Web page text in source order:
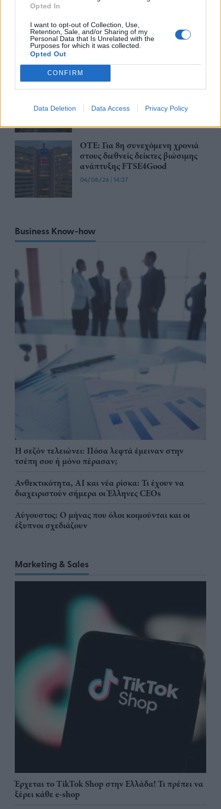
Opted In
I want to opt-out of Collection, Use,
Retention, Sale, and/or Sharing of my
Personal Data that Is Unrelated with the
Purposes for which it was collected.
Opted Out
CONFIRM
Data Deletion Data Access Privacy Policy
Δικαιοσύνη κατά της OpenAI για
φερόμενη υπεξαίρεση εμπορικών
μυστικών
ΟΛΘ: Νέα επένδυση σε σύγχρονο
εξοπλισμό για μεγαλύτερη
αναβαθμισμένες υπηρεσίες
06/08/2615:06
ΟΤΕ: Για 8η συνεχόμενη χρονιά
στους διεθνείς δείκτες βιώσιμης
ανάπτυξης FTSE4Good
06/08/26 | 14:37
Business Know-how
Η σεζόν τελειώνει: Πόσα λεφτά έμειναν στην
τσέπη σου ή μόνο πέρασαν;
Ανθεκτικότητα, AI και νέα ρίσκα: Τι έχουν να
διαχειριστούν σήμερα οι Έλληνες CEOs
Αύγουστος: Ο μήνας που όλοι κοιμούνται και οι
έξυπνοι σχεδιάζουν
Marketing & Sales
Έρχεται το TikTok Shop στην Ελλάδα! Τι πρέπει να
ξέρει κάθε e-shop